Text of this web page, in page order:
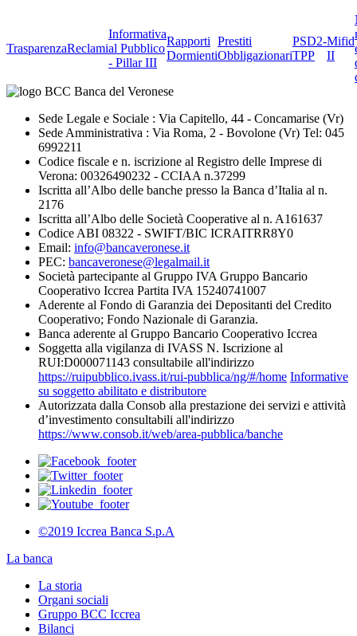
TrasparenzaReclami
Informativa
al Pubblico
- Pillar III
Rapporti
Dormienti
Prestiti
Obbligazionari
PSD2-
TPP
Mifid
II
Sede Legale e Sociale : Via Capitello, 44 - Concamarise (Vr)
Sede Amministrativa : Via Roma, 2 - Bovolone (Vr) Tel: 045
6992211
Codice fiscale e n. iscrizione al Registro delle Imprese di
Verona: 00326490232 - CCIAA n.37299
Iscritta all’Albo delle banche presso la Banca d’Italia al n.
2176
Iscritta all’Albo delle Società Cooperative al n. A161637
Codice ABI 08322 - SWIFT/BIC ICRAITRR8Y0
Email: info@bancaveronese.it
PEC: bancaveronese@legalmail.it
Società partecipante al Gruppo IVA Gruppo Bancario
Cooperativo Iccrea Partita IVA 15240741007
Aderente al Fondo di Garanzia dei Depositanti del Credito
Cooperativo; Fondo Nazionale di Garanzia.
Banca aderente al Gruppo Bancario Cooperativo Iccrea
Soggetta alla vigilanza di IVASS N. Iscrizione al
RUI:D000071143 consultabile all'indirizzo
https://ruipubblico.ivass.it/rui-pubblica/ng/#/home Informative
su soggetto abilitato e distributore
Autorizzata dalla Consob alla prestazione dei servizi e attività
d’investimento consultabili all'indirizzo
https://www.consob.it/web/area-pubblica/banche
©2019 Iccrea Banca S.p.A
La banca
La storia
Organi sociali
Gruppo BCC Iccrea
Bilanci